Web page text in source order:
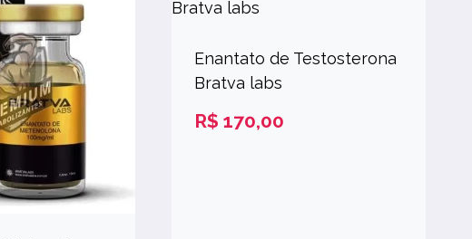
Enantato de Testosterona
Bratva labs
R$ 170,00